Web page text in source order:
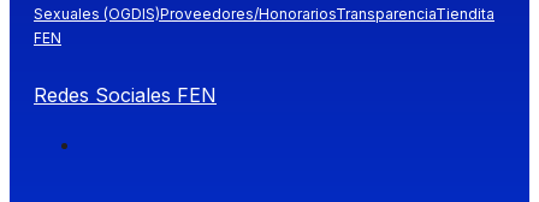
Sexuales (OGDIS)Proveedores/HonorariosTransparenciaTiendita
FEN
Redes Sociales FEN